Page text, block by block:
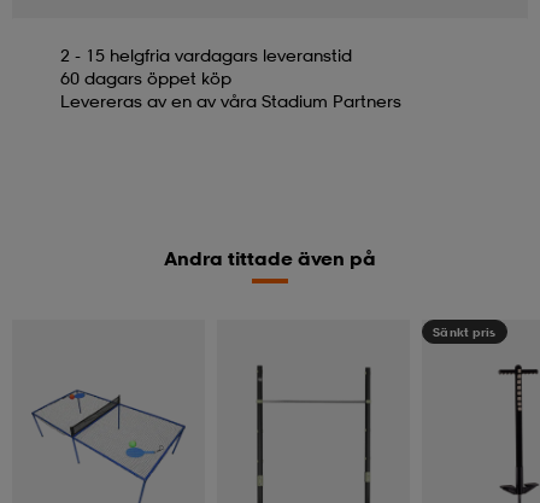
2 - 15 helgfria vardagars leveranstid
60 dagars öppet köp
Levereras av en av våra Stadium Partners
Andra tittade även på
Sänkt pris